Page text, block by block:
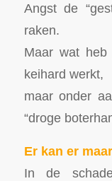
Angst de
raken.
Maar wat
keihard werkt,
maar onder
“droge
Er kan er
In de